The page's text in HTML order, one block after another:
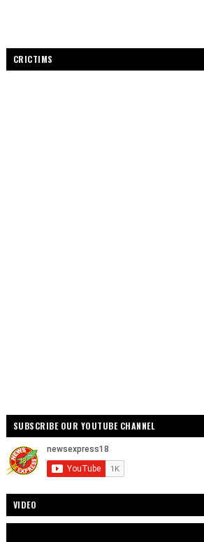
CRICTIMS
SUBSCRIBE OUR YOUTUBE CHANNEL
VIDEO